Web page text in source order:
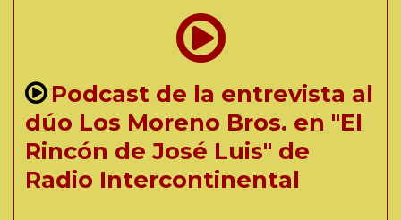
Podcast de la entrevista al
dúo Los Moreno Bros. en "El
Rincón de José Luis" de
Radio Intercontinental